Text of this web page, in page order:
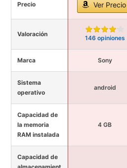
Precio Ver Precio
Valoración
146 opiniones
Marca Sony
Sistema
operativo
android
Capacidad de
la memoria
RAM instalada
4 GB
Capacidad de